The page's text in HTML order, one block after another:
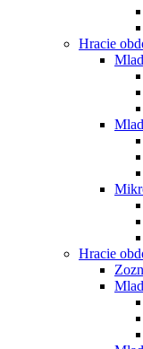
Hracie
Hracie